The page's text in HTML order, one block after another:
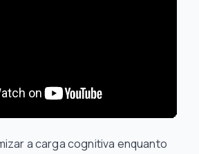
a carga cognitiva enquanto